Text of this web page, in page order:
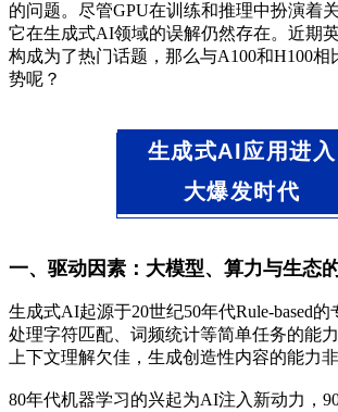
的问题。尽管GPU在训练和推理中扮演着
它在生成式AI领域的误解仍然存在。近期
构成为了热门话题，那么与A100和H100相
势呢？
生成式AI应用进入
大爆发时代
一、驱动因素：大模型、算力与生态
生成式AI起源于20世纪50年代Rule-based
处理字符匹配、词频统计等简单任务的能
上下文理解欠佳，生成创造性内容的能力非
80年代机器学习的兴起为AI注入新动力，